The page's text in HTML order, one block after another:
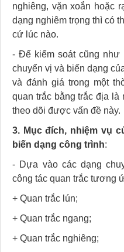
nghiêng, vặn xoắn hoặc
dạng nghiêm trọng thì có
cứ lúc nào.
- Để kiểm soát cũng như
chuyển vị và biến dạng
và đánh giá trong một
quan trắc bằng trắc địa là
theo dõi được vấn đề này.
3. Mục đích, nhiệm vụ
biến dạng công trình:
- Dựa vào các dạng
công tác quan trắc tương
+ Quan trắc lún;
+ Quan trắc ngang;
+ Quan trắc nghiêng;